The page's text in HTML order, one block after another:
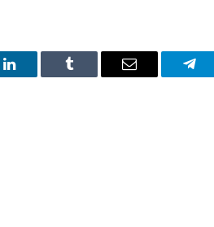
LinkedIn Tumblr Email